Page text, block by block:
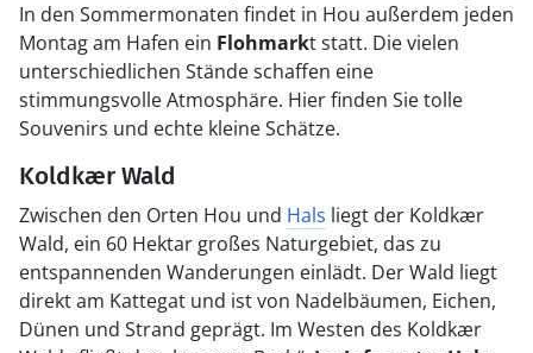
In den Sommermonaten findet in Hou außerdem jeden
Montag am Hafen ein Flohmarkt statt. Die vielen
unterschiedlichen Stände schaffen eine
stimmungsvolle Atmosphäre. Hier finden Sie tolle
Souvenirs und echte kleine Schätze.
Koldkær Wald
Zwischen den Orten Hou und Hals liegt der Koldkær
Wald, ein 60 Hektar großes Naturgebiet, das zu
entspannenden Wanderungen einlädt. Der Wald liegt
direkt am Kattegat und ist von Nadelbäumen, Eichen,
Dünen und Strand geprägt. Im Westen des Koldkær